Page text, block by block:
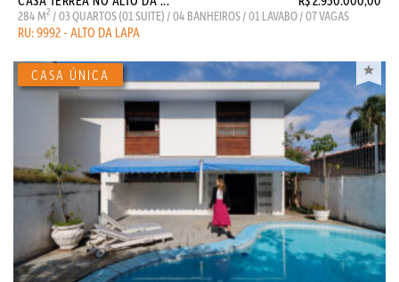
284 M2 / 03 QUARTOS (01 SUITE) / 04 BANHEIROS / 01 LAVABO / 07 VAGAS
RU: 9992 - ALTO DA LAPA